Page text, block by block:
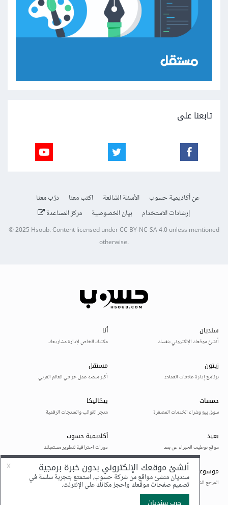
تابعنا على
عن أكاديمية حسوب الأسئلة الشائعة اكتب معنا
درّب معنا
إرشادات الاستخدام
بيان الخصوصية مركز المساعدة
© 2025Hsoub.Content licensed underCC BY-NC-SA 4.0unless mentioned
otherwise.